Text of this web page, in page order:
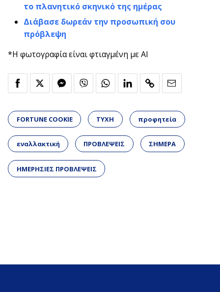
το πλανητικό σκηνικό της ημέρας
Διάβασε δωρεάν την προσωπική σου
πρόβλεψη
*Η φωτογραφία είναι φτιαγμένη με AI
FORTUNE COOKIE ΤΥΧΗ προφητεία
εναλλακτική ΠΡΟΒΛΕΨΕΙΣ ΣΗΜΕΡΑ
ΗΜΕΡΗΣΙΕΣ ΠΡΟΒΛΕΨΕΙΣ